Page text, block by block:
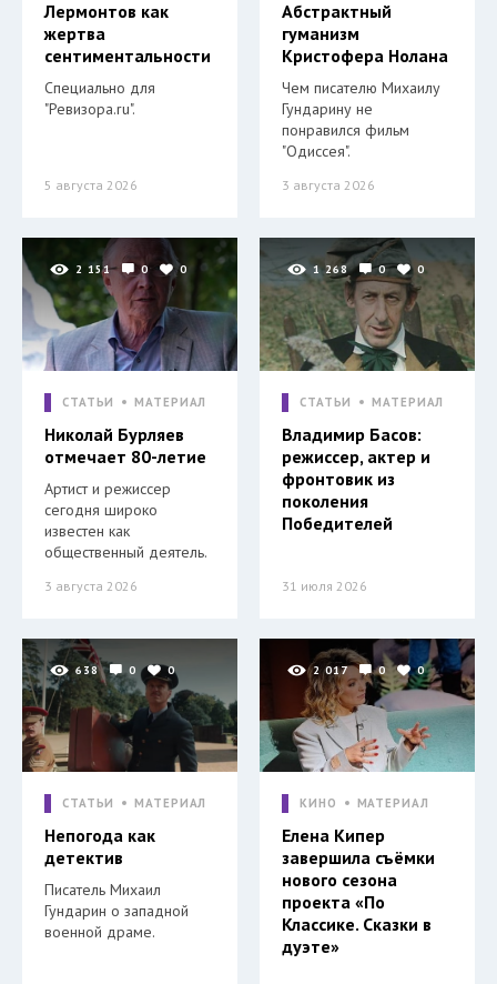
Лермонтов как
жертва
сентиментальности
Специально для
"Ревизора.ru".
5 августа 2026
Абстрактный
гуманизм
Кристофера Нолана
Чем писателю Михаилу
Гундарину не
понравился фильм
"Одиссея".
3 августа 2026
2 151 0 0
СТАТЬИ МАТЕРИАЛ
Николай Бурляев
отмечает 80-летие
Артист и режиссер
сегодня широко
известен как
общественный деятель.
3 августа 2026
1 268 0 0
СТАТЬИ МАТЕРИАЛ
Владимир Басов:
режиссер, актер и
фронтовик из
поколения
Победителей
31 июля 2026
638 0 0
СТАТЬИ МАТЕРИАЛ
Непогода как
детектив
Писатель Михаил
Гундарин о западной
военной драме.
2 017 0 0
КИНО МАТЕРИАЛ
Елена Кипер
завершила съёмки
нового сезона
проекта «По
Классике. Сказки в
дуэте»